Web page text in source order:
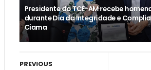
Presidente do TCE-AM recebe
durante Dia da Integridade e
Ciama
PREVIOUS